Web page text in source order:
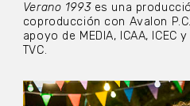
Verano 1993es una
coproducción con Avalon
apoyo de MEDIA, ICAA, ICEC
TVC.